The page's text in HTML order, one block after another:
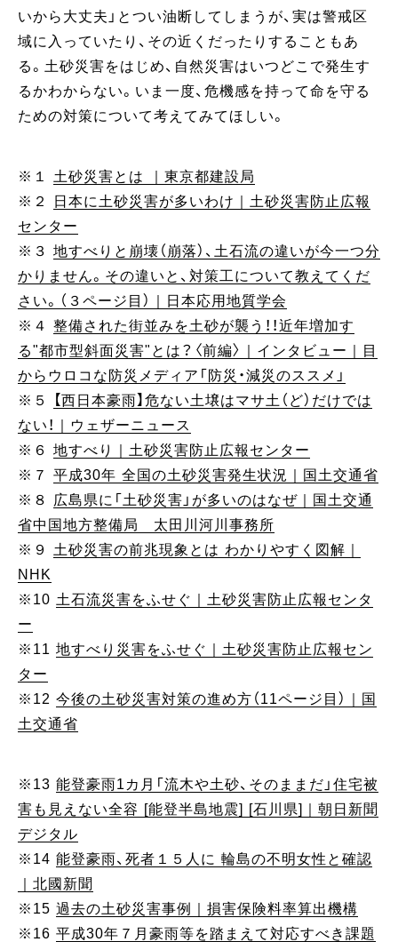
いから大丈夫」とつい油断してしまうが、実は警戒区
域に入っていたり、その近くだったりすることもあ
る。土砂災害をはじめ、自然災害はいつどこで発生す
るかわからない。いま一度、危機感を持って命を守る
ための対策について考えてみてほしい。
※１ 土砂災害とは ｜東京都建設局
※２
日本に土砂災害が多いわけ｜土砂災害防止広報
センター
※３ 地すべりと崩壊（崩落）、土石流の違いが今一つ分
かりません。その違いと、対策工について教えてくだ
さい。（３ページ目）｜日本応用地質学会
※４ 整備された街並みを土砂が襲う！！近年増加す
る"都市型斜面災害"とは？〈前編〉｜インタビュー｜目
からウロコな防災メディア「防災・減災のススメ」
※５
【西日本豪雨】危ない土壌はマサ土（ど）だけでは
ない！｜ウェザーニュース
※６ 地すべり｜土砂災害防止広報センター
※７ 平成30年 全国の土砂災害発生状況｜国土交通省
※８
広島県に「土砂災害」が多いのはなぜ｜国土交通
省中国地方整備局 太田川河川事務所
※９ 土砂災害の前兆現象とは わかりやすく図解｜
NHK
※10 土石流災害をふせぐ｜土砂災害防止広報センタ
ー
※11 地すべり災害をふせぐ｜土砂災害防止広報セン
ター
※12 今後の土砂災害対策の進め方（11ページ目）｜国
土交通省
※13 能登豪雨1カ月「流木や土砂、そのままだ」住宅被
害も見えない全容 [能登半島地震] [石川県]｜朝日新聞
デジタル
※14 能登豪雨、死者１５人に 輪島の不明女性と確認
｜北國新聞
※15 過去の土砂災害事例｜損害保険料率算出機構
※16 平成30年７月豪雨等を踏まえて対応すべき課題